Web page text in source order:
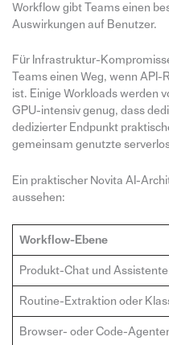
Workflow gibt Teams einen
Auswirkungen auf Benutzer.
Für Infrastruktur-
Teams einen Weg, wenn
ist. Einige Workloads werden
GPU-intensiv genug, dass
dedizierter Endpunkt
gemeinsam genutzte
Ein praktischer Novita AI-
aussehen:
Workflow-Ebene
Produkt-Chat und
Routine-Extraktion oder
Browser- oder Code-